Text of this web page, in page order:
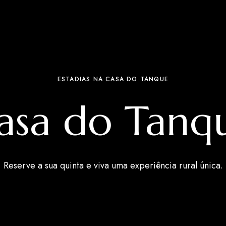
ESTADIAS NA CASA DO TANQUE
do
Reserve a sua quinta e viva uma experiência rural única.